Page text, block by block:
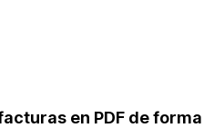
en PDF de